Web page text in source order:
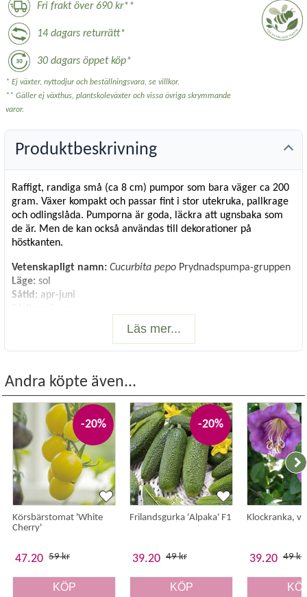
Fri frakt över 690 kr**
14 dagars returrätt*
30 dagars öppet köp*
* Ej växter, nyttodjur och beställningsvara, se villkor.
** Gäller ej växthus, plantskoleväxter och vissa övriga skrymmande
varor.
Produktbeskrivning
Raffigt, randiga små (ca 8 cm) pumpor som bara väger ca 200
gram. Växer kompakt och passar fint i stor utekruka, pallkrage
och odlingslåda. Pumporna är goda, läckra att ugnsbaka som
de är. Men de kan också användas till dekorationer på
höstkanten.
Vetenskapligt namn: Cucurbita pepo Prydnadspumpa-gruppen
Läge: sol
Såtid: apr-juni
ca 50 cm
Blomning/Skörd:aug-okt
Läs mer...
Andra köpte även...
-20%
Körsbärstomat 'White
Cherry'
47.20 59 kr
KÖP
-20%
Frilandsgurka 'Alpaka' F1
39.20 49 kr
KÖP
Klockranka,
39.20 49 kr